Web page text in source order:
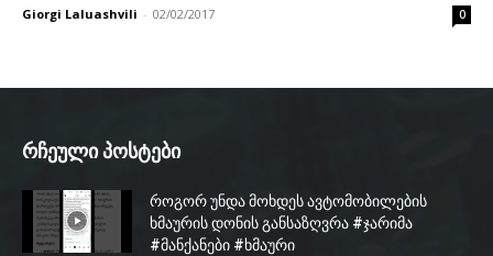
Giorgi Laluashvili - 02/02/2017 0
რჩეული პოსტები
როგორ უნდა მოხდეს ავტომობილების
ხმაურის დონის განსაზღვრა #ჯარიმა
#მანქანები #ხმაური